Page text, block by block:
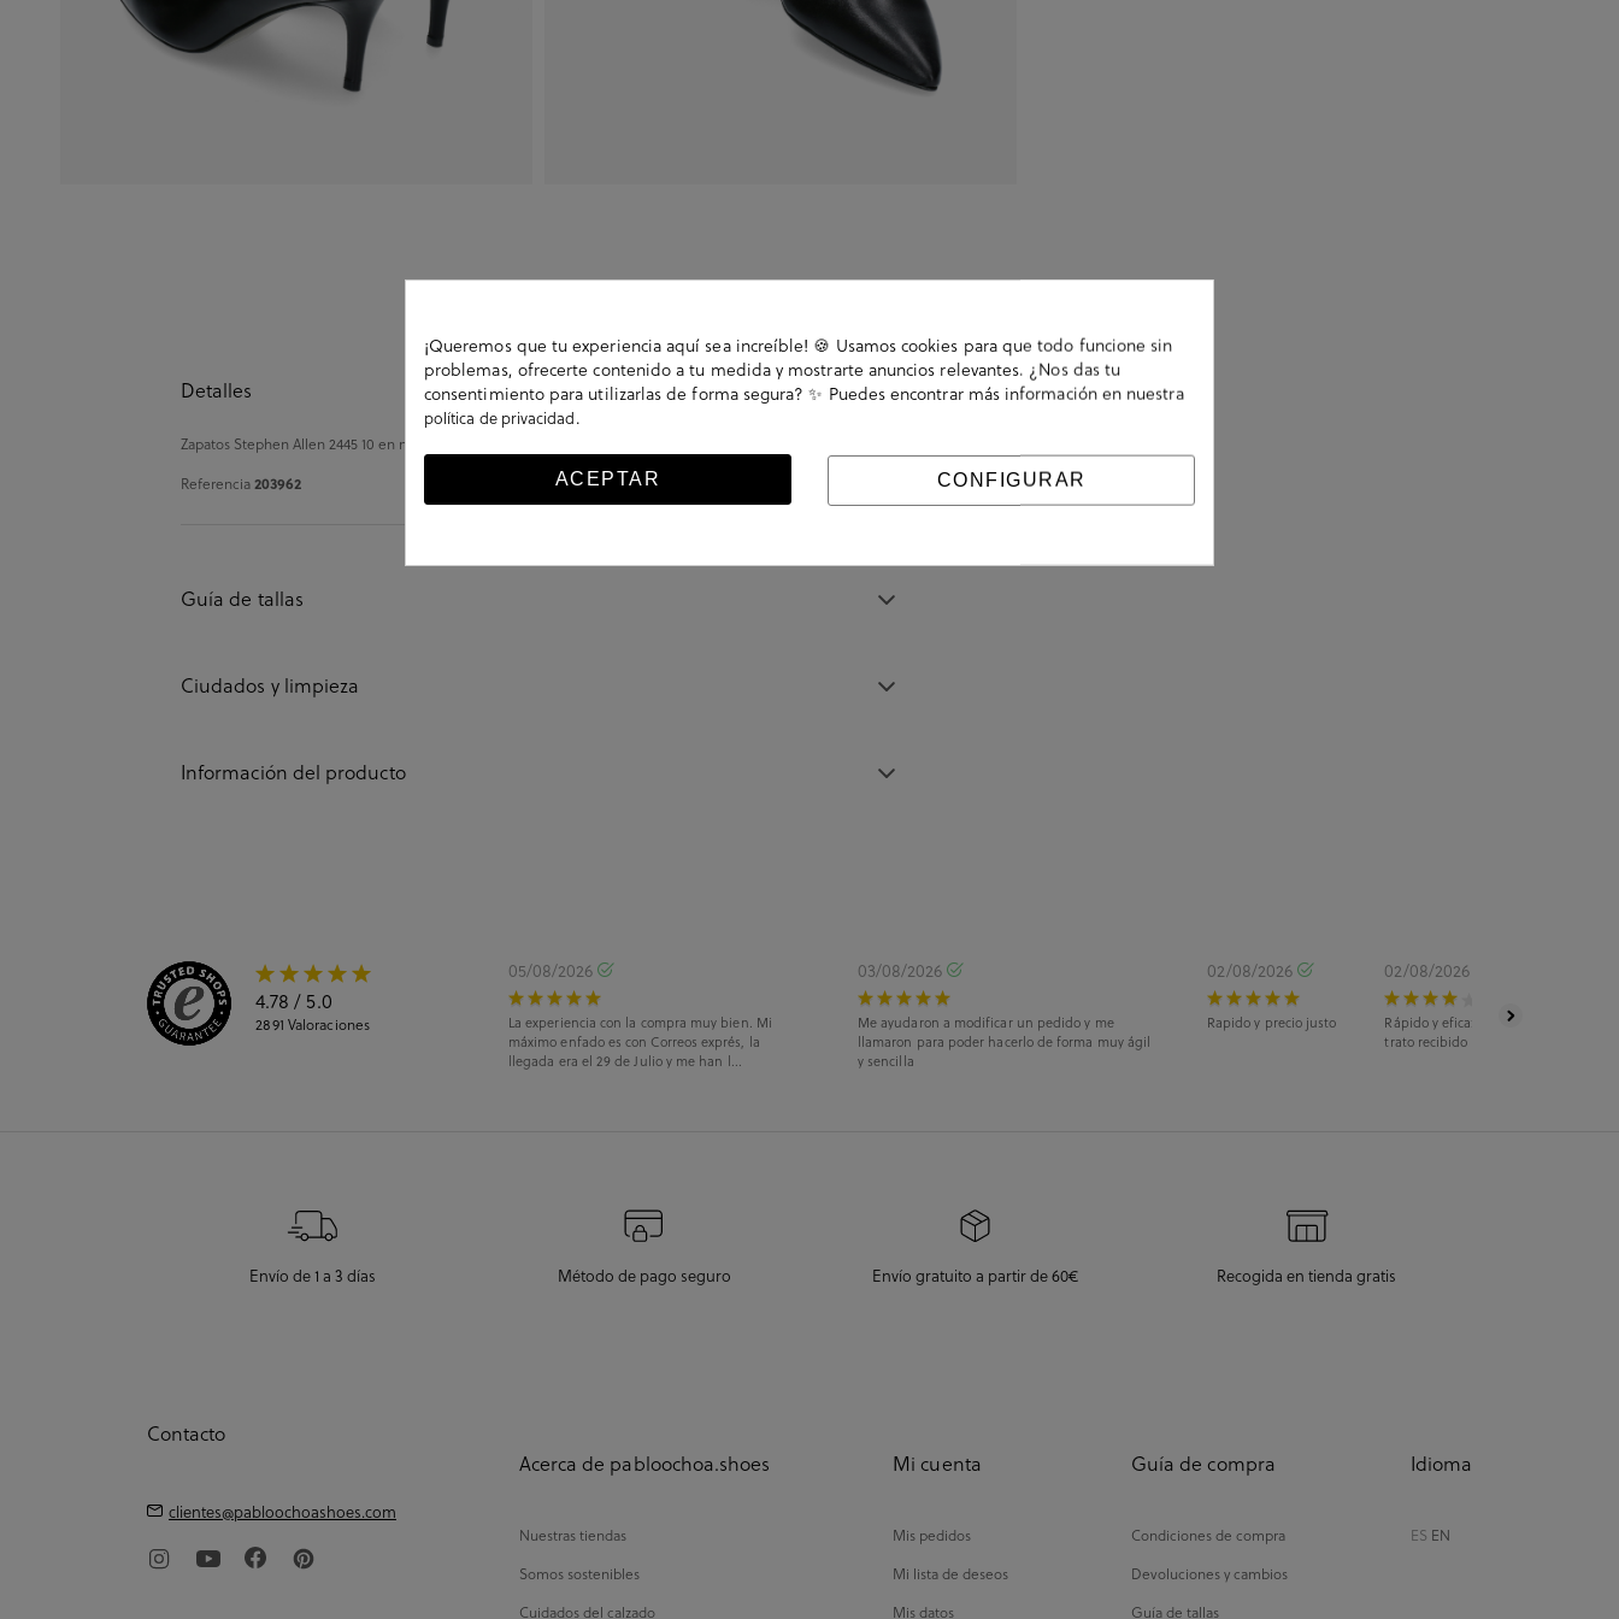
Detalles
Zapatos Stephen Allen 2445 10 en negro. Altura tacón 7cm. .. La plantilla no es extraible. Hecho en España.
Referencia203962
Guía de tallas
Ciudados y limpieza
Información del producto
4.78 / 5.0
2891 Valoraciones
05/08/2026
La experiencia con la compra muy bien. Mi
máximo enfado es con Correos exprés, la
llegada era el 29 de Julio y me han l...
03/08/2026
Me ayudaron a modificar un pedido y me
llamaron para poder hacerlo de forma muy ágil
y sencilla
02/08/2026
Rapido y precio justo
02/08/2026
Rápido y eficaz. La recogida fue en
trato recibido fue estupendo.
Envío de 1 a 3 días Método de pago seguro Envío gratuito a partir de 60€ Recogida en tienda gratis
Contacto
clientes@pabloochoashoes.com
Acerca de pabloochoa.shoes
Nuestras tiendas
Somos sostenibles
Cuidados del calzado
Mi cuenta
Mis pedidos
Mi lista de deseos
Mis datos
Guía de compra
Condiciones de compra
Devoluciones y cambios
Guía de tallas
Idioma
ES EN
¡Queremos que tu experiencia aquí sea increíble! 🍪 Usamos cookies para que todo funcione sin
problemas, ofrecerte contenido a tu medida y mostrarte anuncios relevantes. ¿Nos das tu
consentimiento para utilizarlas de forma segura? ✨ Puedes encontrar más información en nuestra
política de privacidad.
ACEPTAR CONFIGURAR